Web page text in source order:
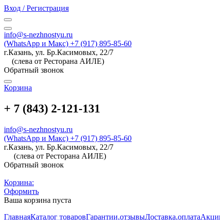
Вход / Регистрация
info@s-nezhnostyu.ru
(WhatsApp и Макс) +7 (917) 895-85-60
г.Казань, ул. Бр.Касимовых, 22/7
(слева от Ресторана АИЛЕ)
Обратный звонок
Корзина
+ 7 (843) 2-121-131
info@s-nezhnostyu.ru
(WhatsApp и Макс) +7 (917) 895-85-60
г.Казань, ул. Бр.Касимовых, 22/7
(слева от Ресторана АИЛЕ)
Обратный звонок
Корзина:
Оформить
Ваша корзина пуста
ГлавнаяКаталог товаровГарантии,отзывыДоставка,оплата